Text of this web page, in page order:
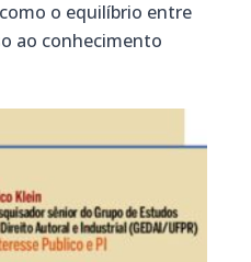
o equilíbrio entre
ao conhecimento